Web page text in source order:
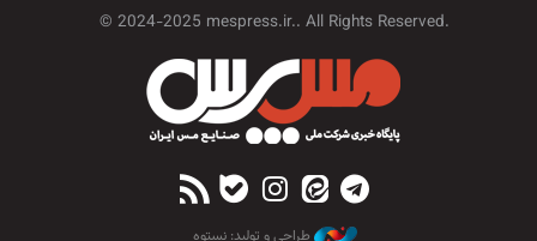
© 2024-2025 mespress.ir.. All Rights Reserved.
طراحی و تولید: نستوه